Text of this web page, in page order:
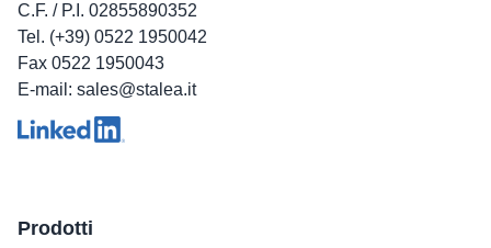
C.F. / P.I. 02855890352
Tel. (+39) 0522 1950042
Fax 0522 1950043
E-mail: sales@stalea.it
Prodotti